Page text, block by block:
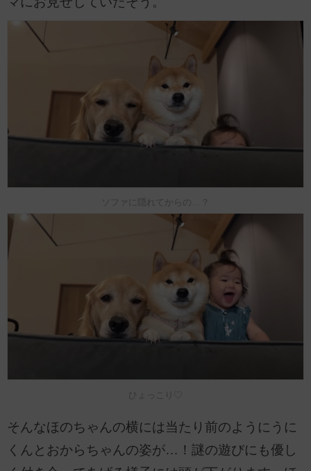
ソファに隠れてからの…？
ひょっこり♡
そんなほのちゃんの横には当たり前のようにうに
くんとおからちゃんの姿が…！謎の遊びにも優し